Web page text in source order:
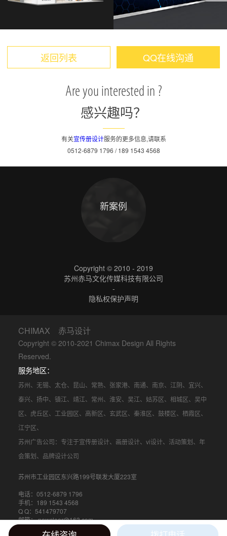
返回列表 QQ在线沟通
Are you interested in ?
感兴趣吗？
有关宣传册设计服务的更多信息,请联系
0512-6879 1796 / 189 1543 4568
新案例
Copyright © 2010 - 2019
苏州赤马文化传媒科技有限公司
-
隐私权保护声明
CHIMAX 赤马设计
Copyright © 2010-2021 Chimax Design All Rights
Reserved.
服务地区：
苏州、 无锡、 太仓、 昆山、 常熟、 张家港、 南通、 南京、 江阴、 宜兴、
泰兴、 扬中、 镇江、 靖江、 常州、 淮安、 吴江、 姑苏区、 相城区、 吴中
区、 虎丘区、 工业园区、 高新区、 玄武区、 秦淮区、 鼓楼区、 栖霞区、
江宁区、
苏州广告公司：专注于宣传册设计、 画册设计、 vi设计、 活动策划、 年
会策划、品牌设计公司
苏州市工业园区东兴路199号联发大厦223室
电话：0512-6879 1796
手机：189 1543 4568
Q Q：541479707
邮箱： newclear@163.com